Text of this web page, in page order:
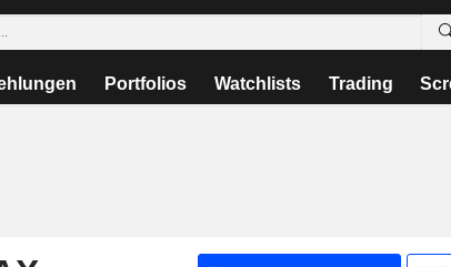
Portfolios Watchlists Trading